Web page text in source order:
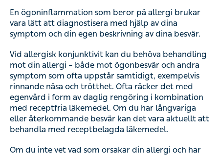
En ögoninflammation som beror på allergi brukar
vara lätt att diagnostisera med hjälp av dina
symptom och din egen beskrivning av dina besvär.
Vid allergisk konjunktivit kan du behöva behandling
mot din allergi – både mot ögonbesvär och andra
symptom som ofta uppstår samtidigt, exempelvis
rinnande näsa och trötthet. Ofta räcker det med
egenvård i form av daglig rengöring i kombination
med receptfria läkemedel. Om du har långvariga
eller återkommande besvär kan det vara aktuellt att
behandla med receptbelagda läkemedel.
Om du inte vet vad som orsakar din allergi och har